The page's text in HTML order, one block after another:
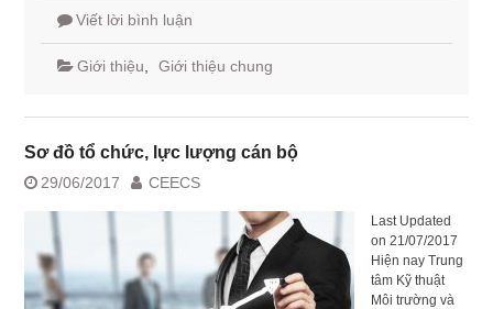
Viết lời bình luận
Giới thiệu Giới thiệu chung
Sơ đồ tổ chức, lực lượng cán bộ
29/06/2017 CEECS
Last Updated
on 21/07/2017
Hiện nay Trung
tâm Kỹ thuật
Môi trường và